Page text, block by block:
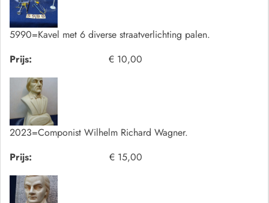
5990=Kavel met 6 diverse straatverlichting palen.
Prijs:
€ 10,00
2023=Componist Wilhelm Richard Wagner.
Prijs:
€ 15,00